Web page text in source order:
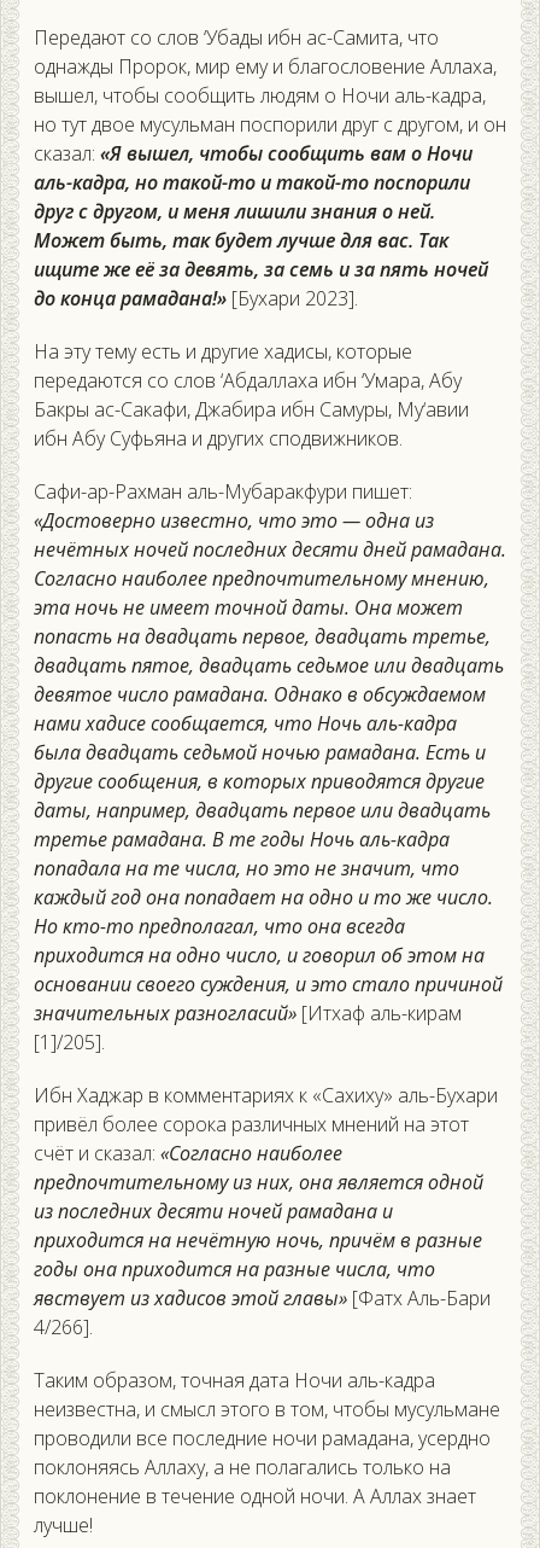
Передают со слов ‘Убады ибн ас-Самита, что
однажды Пророк, мир ему и благословение Аллаха,
вышел, чтобы сообщить людям о Ночи аль-кадра,
но тут двое мусульман поспорили друг с другом, и он
сказал: «Я вышел, чтобы сообщить вам о Ночи
аль-кадра, но такой-то и такой-то поспорили
друг с другом, и меня лишили знания о ней.
Может быть, так будет лучше для вас. Так
ищите же её за девять, за семь и за пять ночей
до конца рамадана!» [Бухари 2023].
На эту тему есть и другие хадисы, которые
передаются со слов ‘Абдаллаха ибн ‘Умара, Абу
Бакры ас-Сакафи, Джабира ибн Самуры, Му‘авии
ибн Абу Суфьяна и других сподвижников.
Сафи-ар-Рахман аль-Мубаракфури пишет:
«Достоверно известно, что это — одна из
нечётных ночей последних десяти дней рамадана.
Согласно наиболее предпочтительному мнению,
эта ночь не имеет точной даты. Она может
попасть на двадцать первое, двадцать третье,
двадцать пятое, двадцать седьмое или двадцать
девятое число рамадана. Однако в обсуждаемом
нами хадисе сообщается, что Ночь аль-кадра
была двадцать седьмой ночью рамадана. Есть и
другие сообщения, в которых приводятся другие
даты, например, двадцать первое или двадцать
третье рамадана. В те годы Ночь аль-кадра
попадала на те числа, но это не значит, что
каждый год она попадает на одно и то же число.
Но кто-то предполагал, что она всегда
приходится на одно число, и говорил об этом на
основании своего суждения, и это стало причиной
значительных разногласий» [Итхаф аль-кирам
[1]/205].
Ибн Хаджар в комментариях к «Сахиху» аль-Бухари
привёл более сорока различных мнений на этот
счёт и сказал: «Согласно наиболее
предпочтительному из них, она является одной
из последних десяти ночей рамадана и
приходится на нечётную ночь, причём в разные
годы она приходится на разные числа, что
явствует из хадисов этой главы» [Фатх Аль-Бари
4/266].
Таким образом, точная дата Ночи аль-кадра
неизвестна, и смысл этого в том, чтобы мусульмане
проводили все последние ночи рамадана, усердно
поклоняясь Аллаху, а не полагались только на
поклонение в течение одной ночи. А Аллах знает
лучше!